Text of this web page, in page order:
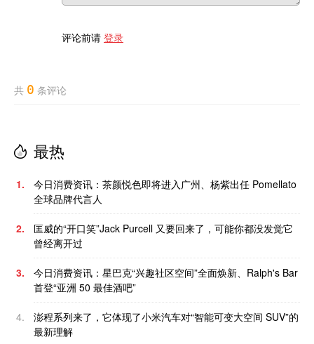
评论前请 登录
共 0 条评论
最热
1.
今日消费资讯：茶颜悦色即将进入广州、杨紫出任 Pomellato
全球品牌代言人
2.
匡威的“开口笑”Jack Purcell 又要回来了，可能你都没发觉它
曾经离开过
3.
今日消费资讯：星巴克“兴趣社区空间”全面焕新、Ralph's Bar
首登“亚洲 50 最佳酒吧”
4.
澎程系列来了，它体现了小米汽车对“智能可变大空间 SUV”的
最新理解